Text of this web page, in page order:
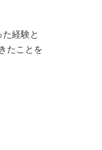
経験と
たことを